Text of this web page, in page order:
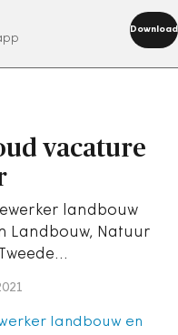
Download
vacature
landbouw
Landbouw, Natuur
landbouw en